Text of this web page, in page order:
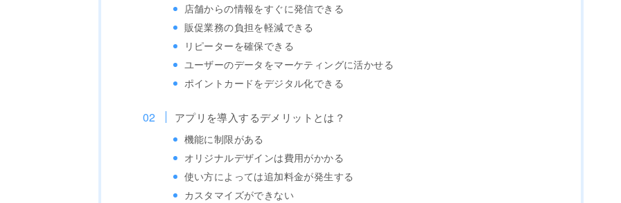
店舗からの情報をすぐに発信できる
販促業務の負担を軽減できる
リピーターを確保できる
ユーザーのデータをマーケティングに活かせる
ポイントカードをデジタル化できる
アプリを導入するデメリットとは？
機能に制限がある
オリジナルデザインは費用がかかる
使い方によっては追加料金が発生する
カスタマイズができない